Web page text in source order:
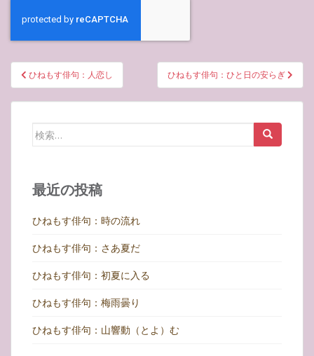
投
稿
ナ
ひねもす俳句：人恋し ひねもす俳句：ひと日の安らぎ
検
最近の投稿
ひねもす俳句：時の流れ
ひねもす俳句：さあ夏だ
ひねもす俳句：初夏に入る
ひねもす俳句：梅雨曇り
ひねもす俳句：山響動（とよ）む